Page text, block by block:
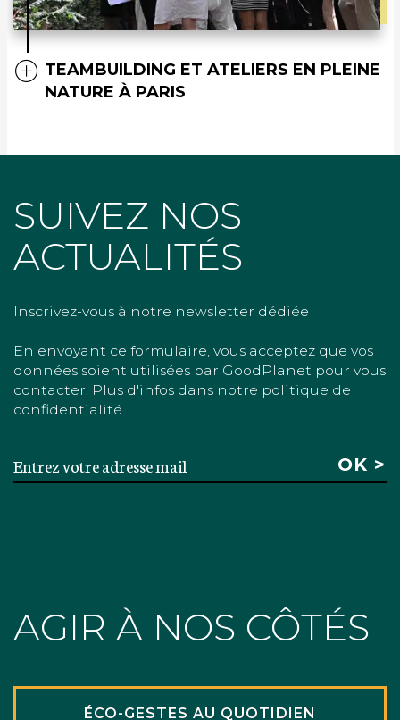
TEAMBUILDING ET ATELIERS EN PLEINE
NATURE À PARIS
SUIVEZ NOS
ACTUALITÉS
Inscrivez-vous à notre newsletter dédiée
En envoyant ce formulaire, vous acceptez que vos
données soient utilisées par GoodPlanet pour vous
contacter. Plus d'infos dans notre politique de
confidentialité.
AGIR À NOS CÔTÉS
ÉCO-GESTES AU QUOTIDIEN